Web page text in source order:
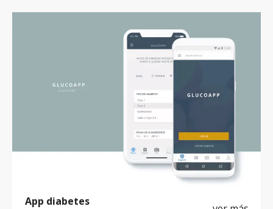
App diabetes